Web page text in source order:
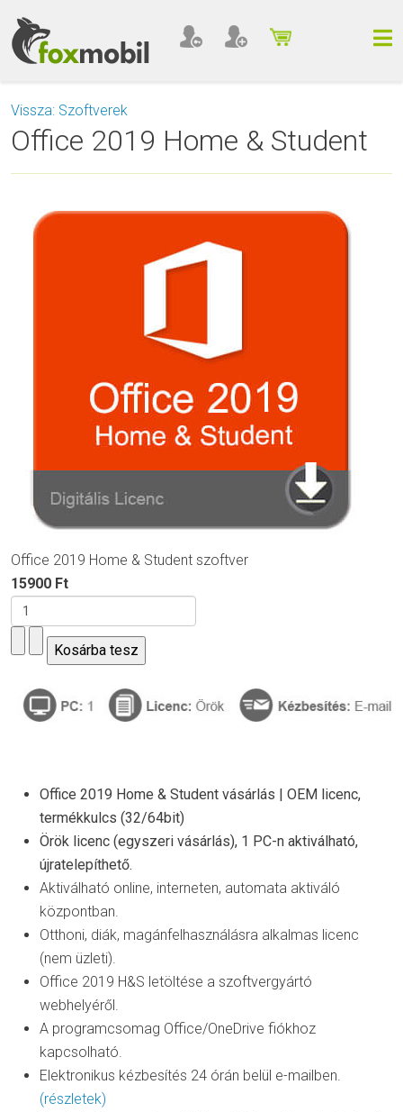
Vissza: Szoftverek
Office 2019 Home & Student
Office 2019 Home & Student szoftver
15900 Ft
Office 2019 Home & Student vásárlás | OEM licenc,
termékkulcs (32/64bit)
Örök licenc (egyszeri vásárlás), 1 PC-n aktiválható,
újratelepíthető.
Aktiválható online, interneten, automata aktiváló
központban.
Otthoni, diák, magánfelhasználásra alkalmas licenc
(nem üzleti).
Office 2019 H&S letöltése a szoftvergyártó
webhelyéről.
A programcsomag Office/OneDrive fiókhoz
kapcsolható.
Elektronikus kézbesítés 24 órán belül e-mailben.
(részletek)